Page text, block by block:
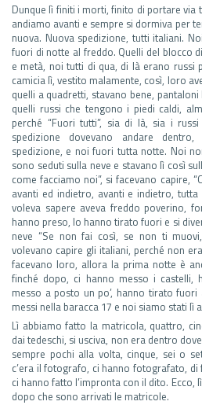
Dunque lì finiti i morti, finito di portare via
andiamo avanti e sempre si dormiva per
nuova. Nuova spedizione, tutti italiani.
fuori di notte al freddo. Quelli del blocco
e metà, noi tutti di qua, di là erano russi
camicia lì, vestito malamente, così, loro
quelli a quadretti, stavano bene,
quelli russi che tengono i piedi caldi,
perché “Fuori tutti”, sia di là, sia i
spedizione dovevano andare
spedizione, e noi fuori tutta notte. Noi
sono seduti sulla neve e stavano lì così
come facciamo noi”, si facevano capire,
avanti ed indietro, avanti e indietro,
voleva sapere aveva freddo poverino,
hanno preso, lo hanno tirato fuori e si
neve “Se non fai così, se non ti
volevano capire gli italiani, perché non
facevano loro, allora la prima notte è
finché dopo, ci hanno messo i castelli,
messo a posto un po’, hanno tirato
messi nella baracca 17 e noi siamo stati lì
Lì abbiamo fatto la matricola, quattro,
dai tedeschi, si usciva, non era dentro
sempre pochi alla volta, cinque, sei o
c’era il fotografo, ci hanno fotografato,
ci hanno fatto l’impronta con il dito. Ecco,
dopo che sono arrivati le matricole.